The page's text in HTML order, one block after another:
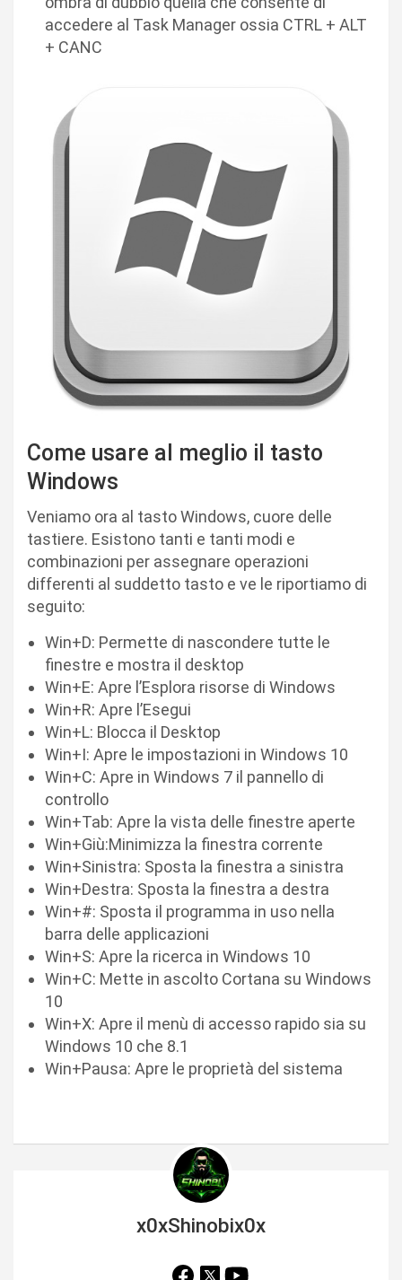
accedere al Task Manager ossia CTRL + ALT
+ CANC
Come usare al meglio il tasto
Windows
Veniamo ora al tasto Windows, cuore delle
tastiere. Esistono tanti e tanti modi e
combinazioni per assegnare operazioni
differenti al suddetto tasto e ve le riportiamo di
seguito:
Win+D: Permette di nascondere tutte le
finestre e mostra il desktop
Win+E: Apre l’Esplora risorse di Windows
Win+R: Apre l’Esegui
Win+L: Blocca il Desktop
Win+I: Apre le impostazioni in Windows 10
Win+C: Apre in Windows 7 il pannello di
controllo
Win+Tab: Apre la vista delle finestre aperte
Win+Giù:Minimizza la finestra corrente
Win+Sinistra: Sposta la finestra a sinistra
Win+Destra: Sposta la finestra a destra
Win+#: Sposta il programma in uso nella
barra delle applicazioni
Win+S: Apre la ricerca in Windows 10
Win+C: Mette in ascolto Cortana su Windows
10
Win+X: Apre il menù di accesso rapido sia su
Windows 10 che 8.1
Win+Pausa: Apre le proprietà del sistema
x0xShinobix0x